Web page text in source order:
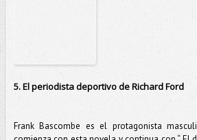
5. El periodista deportivo de Richard Ford
Frank Bascombe es el protagonista